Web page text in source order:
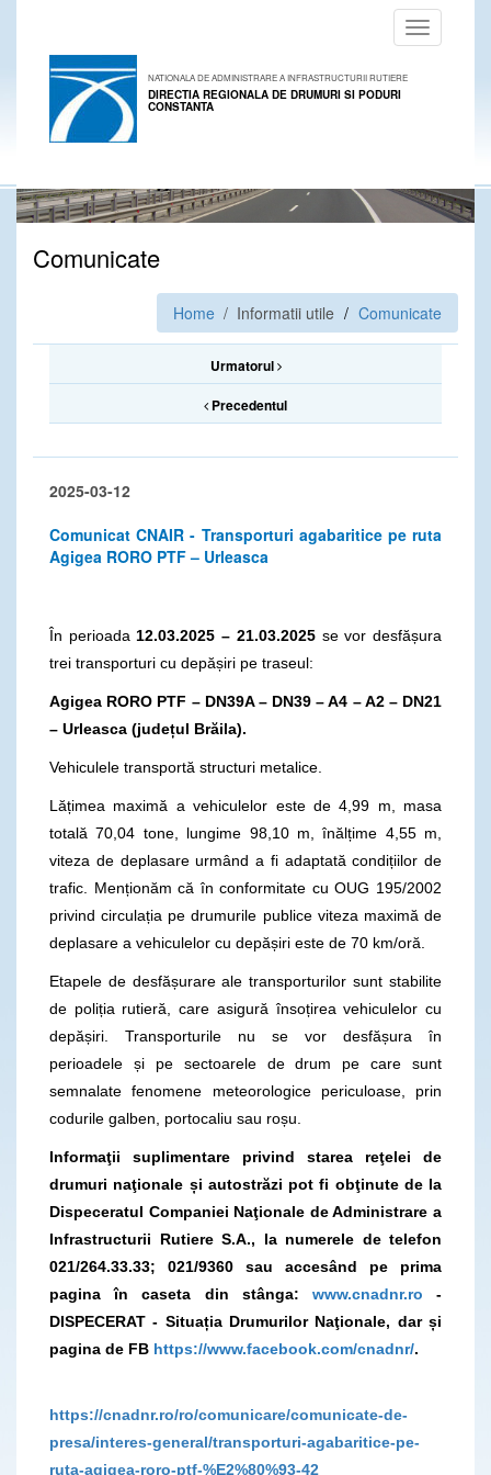
Toggle
navigation
NATIONALA DE ADMINISTRARE A INFRASTRUCTURII RUTIERE
DIRECTIA REGIONALA DE DRUMURI SI PODURI
CONSTANTA
Comunicate
Home / Informatii utile Comunicate
Urmatorul
Precedentul
2025-03-12
Comunicat CNAIR - Transporturi agabaritice pe ruta
Agigea RORO PTF – Urleasca
În perioada 12.03.2025 – 21.03.2025se vor desfășura
trei transporturi cu depășiri pe traseul:
Agigea RORO PTF – DN39A – DN39 – A4 – A2 – DN21
– Urleasca (județul Brăila).
Vehiculele transportă structuri metalice.
Lățimea maximă a vehiculelor este de 4,99 m, masa
totală 70,04 tone, lungime 98,10 m, înălțime 4,55 m,
viteza de deplasare urmând a fi adaptată condițiilor de
trafic. Menționăm că în conformitate cu OUG 195/2002
privind circulația pe drumurile publice viteza maximă de
deplasare a vehiculelor cu depășiri este de 70 km/oră.
Etapele de desfășurare ale transporturilor sunt stabilite
de poliția rutieră, care asigură însoțirea vehiculelor cu
depășiri. Transporturile nu se vor desfășura în
perioadele și pe sectoarele de drum pe care sunt
semnalate fenomene meteorologice periculoase, prin
codurile galben, portocaliu sau roșu.
Informaţii suplimentare privind starea reţelei de
drumuri naţionale și autostrăzi pot fi obţinute de la
Dispeceratul Companiei Naţionale de Administrare a
Infrastructurii Rutiere S.A., la numerele de telefon
021/264.33.33; 021/9360 sau accesând pe prima
pagina în caseta din stânga: www.cnadnr.ro -
DISPECERAT - Situația Drumurilor Naţionale, dar și
pagina de FB https://www.facebook.com/cnadnr/.
https://cnadnr.ro/ro/comunicare/comunicate-de-
presa/interes-general/transporturi-agabaritice-pe-
ruta-agigea-roro-ptf-%E2%80%93-42